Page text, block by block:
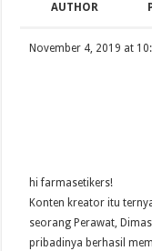
AUTHOR
November 4, 2019 at
hi farmasetikers!
Konten kreator itu
seorang Perawat,
pribadinya berhasil